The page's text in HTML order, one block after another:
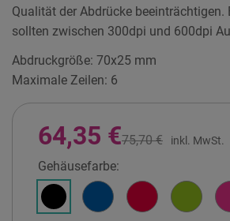
Qualität der Abdrücke beeinträchtigen.
sollten zwischen 300dpi und 600dpi
Abdruckgröße: 70x25 mm
Maximale Zeilen: 6
64,35 €75,70 € inkl. MwSt.
Gehäusefarbe:
Schwarz HimmelblauFeuerrot Apfelgrün